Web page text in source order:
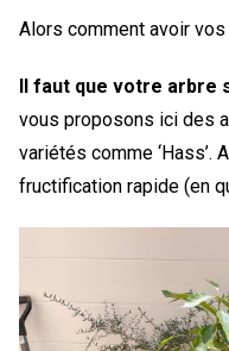
Alors comment avoir
Il faut que votre arbre
vous proposons ici des
variétés comme ‘Hass’.
fructification rapide (en